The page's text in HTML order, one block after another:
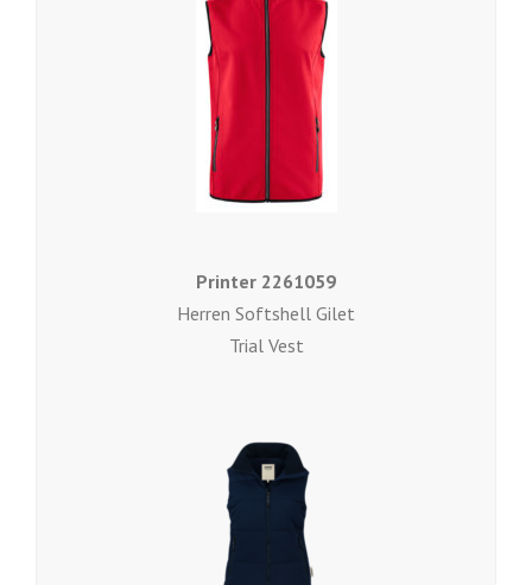
Printer 2261059
Herren Softshell Gilet
Trial Vest